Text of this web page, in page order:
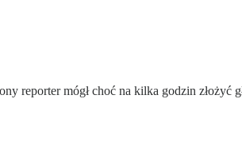
reporter mógł choć na kilka godzin złożyć